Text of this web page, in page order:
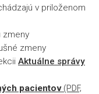
v priloženom
zmeny
zmeny
Aktuálne správy
pacientov(PDF,